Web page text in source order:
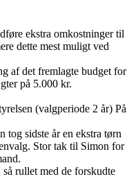
ekstra omkostninger til
dette mest muligt ved
af det fremlagte budget for
på 5.000 kr.
(valgperiode 2 år) På
tog sidste år en ekstra tørn
Stor tak til Simon for
rullet med de forskudte